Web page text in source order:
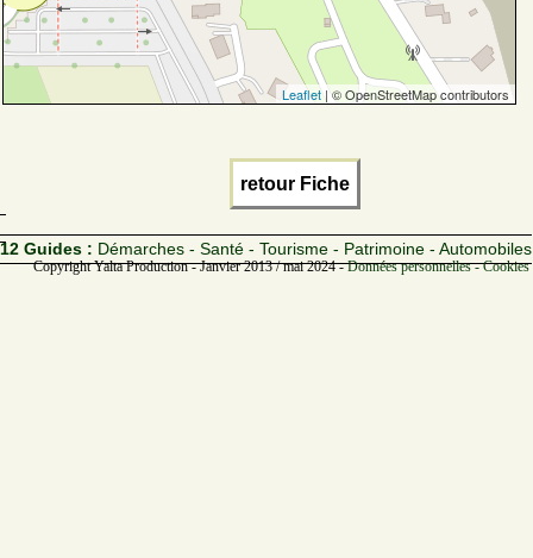
Leaflet | © OpenStreetMap contributors
retour Fiche
12 Guides : Démarches - Santé - Tourisme - Patrimoine - Automobiles
Copyright Yalta Production - Janvier 2013 / mai 2024 -Données personnelles -